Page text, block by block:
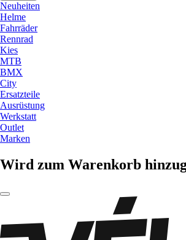
Neuheiten
Helme
Fahrräder
Rennrad
Kies
MTB
BMX
City
Ersatzteile
Ausrüstung
Werkstatt
Outlet
Marken
Wird zum Warenkorb